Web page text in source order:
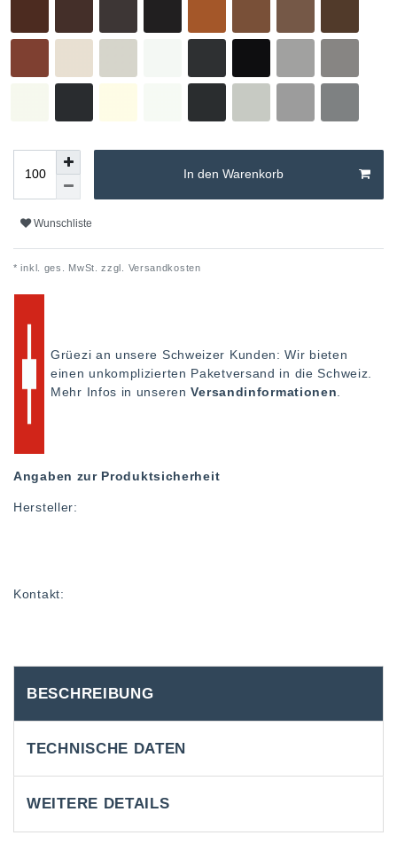
In den Warenkorb
Wunschliste
* inkl. ges. MwSt. zzgl. Versandkosten
Grüezi an unsere Schweizer Kunden: Wir bieten
einen unkomplizierten Paketversand in die Schweiz.
Mehr Infos in unserenVersandinformationen
Angaben zur Produktsicherheit
Hersteller:
Kontakt:
BESCHREIBUNG
TECHNISCHE DATEN
WEITERE DETAILS